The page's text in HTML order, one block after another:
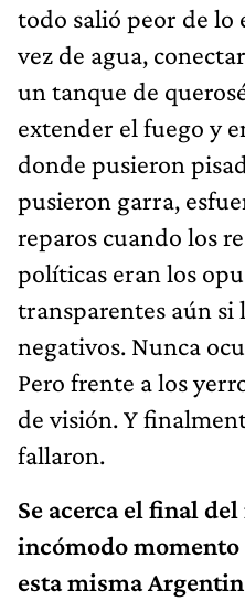
todo salió peor de lo
vez de agua,
un tanque de
extender el fuego y
donde pusieron
pusieron garra,
reparos cuando los
políticas eran los
transparentes aún si
negativos. Nunca
Pero frente a los
de visión. Y
fallaron.
Se acerca el final
incómodo momento
esta misma